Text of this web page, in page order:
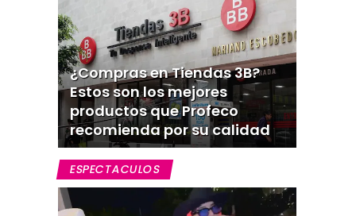
¿Compras en Tiendas 3B?
Estos son los mejores
productos que Profeco
recomienda por su calidad
ESPECTACULOS